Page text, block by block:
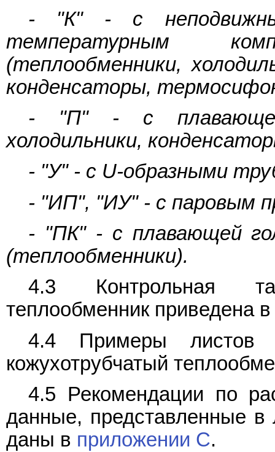
- "К" - с
температурным
(теплообменники,
конденсаторы,
- "П" - с плавающей
холодильники,
- "У" - с U-образными
- "ИП", "ИУ" - с паровым
- "ПК" - с плавающей
(теплообменники).
4.3 Контрольная
теплообменник приведена
4.4 Примеры листов
кожухотрубчатый
4.5 Рекомендации по
данные, представленные в
даны в приложении C.